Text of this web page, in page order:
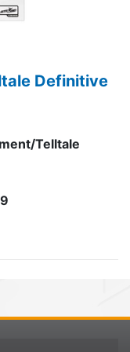
Definitive
Telltale